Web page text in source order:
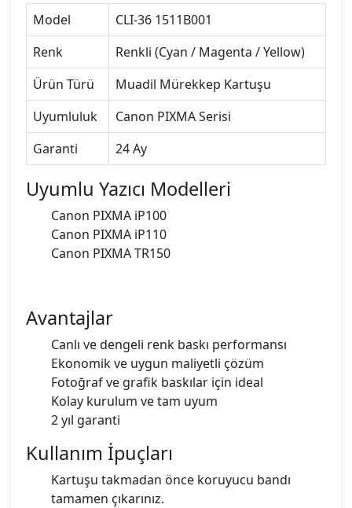
Model
CLI-36 1511B001
Renk
Renkli (Cyan / Magenta / Yellow)
Ürün Türü
Muadil Mürekkep Kartuşu
Uyumluluk
Canon PIXMA Serisi
Garanti
24 Ay
Uyumlu Yazıcı Modelleri
Canon PIXMA iP100
Canon PIXMA iP110
Canon PIXMA TR150
Avantajlar
Canlı ve dengeli renk baskı performansı
Ekonomik ve uygun maliyetli çözüm
Fotoğraf ve grafik baskılar için ideal
Kolay kurulum ve tam uyum
2 yıl garanti
Kullanım İpuçları
Kartuşu takmadan önce koruyucu bandı
tamamen çıkarınız.